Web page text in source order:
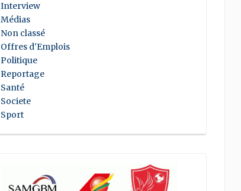
Interview
Médias
Non classé
Offres d'Emplois
Politique
Reportage
Santé
Societe
Sport